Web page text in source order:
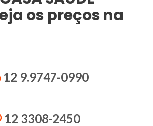
os preços na
12 9.9747-0990
12 3308-2450